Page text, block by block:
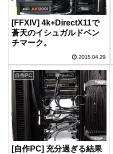
[FFXIV] 4k+DirectX11で
蒼天のイシュガルドベン
チマーク。
2015.04.29
自作PC
[自作PC] 充分過ぎる結果